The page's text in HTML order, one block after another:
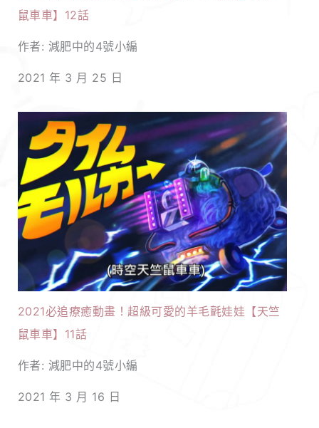
鼠車車】12話
作者: 減肥中的4號小編
2021 年 3 月 25 日
2021必追療癒動畫！超級可愛的羊毛氈娃娃【天竺
鼠車車】11話
作者: 減肥中的4號小編
2021 年 3 月 16 日